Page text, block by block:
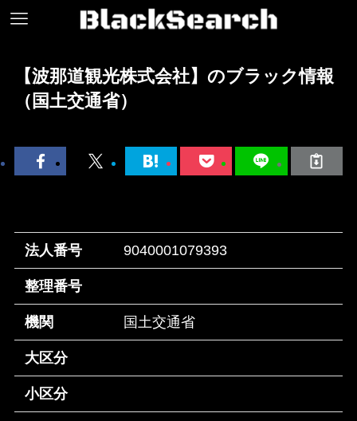
【波那道観光株式会社】のブラック情報
（国土交通省）
法人番号 9040001079393
整理番号
機関 国土交通省
大区分
小区分